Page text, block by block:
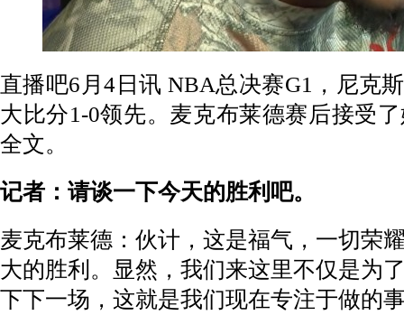
直播吧6月4日讯 NBA总决赛G1，尼克
大比分1-0领先。麦克布莱德赛后接受
全文。
记者：请谈一下今天的胜利吧。
麦克布莱德：伙计，这是福气，一切荣
大的胜利。显然，我们来这里不仅是为
下下一场，这就是我们现在专注于做的